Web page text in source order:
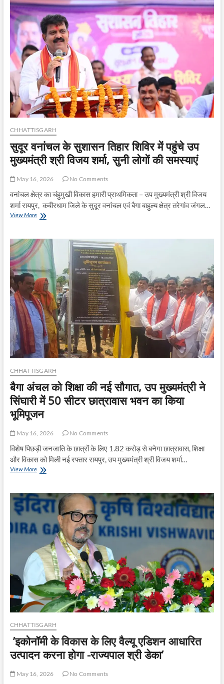
की
बहार
और
आधुनिक
तकनीक
से
सजी
शासकीय
उद्यान
रोपणी
पेण्ड्री
CHHATTISGARH
सुदूर वनांचल के सुशासन तिहार शिविर में पहुंचे उप
मुख्यमंत्री श्री विजय शर्मा, सुनी लोगों की समस्याएं
May 16, 2026 No Comments
वनांचल क्षेत्र का चंहुमुखी विकास हमारी प्राथमिकता – उप मुख्यमंत्री श्री विजय
शर्मा रायपुर, कबीरधाम जिले के सुदूर वनांचल एवं बैगा बाहुल्य क्षेत्र तरेगांव जंगल…
View Moreसुदूर
सुशासन
तिहार
में
पहुंचे
उप
मुख्यमंत्री
श्री
विजय
शर्मा,
सुनी
लोगों
की
समस्याएं
CHHATTISGARH
बैगा अंचल को शिक्षा की नई सौगात, उप मुख्यमंत्री ने
सिंघारी में 50 सीटर छात्रावास भवन का किया
भूमिपूजन
May 16, 2026 No Comments
विशेष पिछड़ी जनजाति के छात्रों के लिए 1.82 करोड़ से बनेगा छात्रावास, शिक्षा
और विकास को मिली नई रफ्तार रायपुर, उप मुख्यमंत्री श्री विजय शर्मा…
View Moreबैगा
शिक्षा
की
नई
सौगात,
उप
मुख्यमंत्री
ने
सिंघारी
50
सीटर
छात्रावास
भवन
का
किया
भूमिपूजन
CHHATTISGARH
’इकोनॉमी के विकास के लिए वैल्यू एडिशन आधारित
उत्पादन करना होगा -राज्यपाल श्री डेका’
May 16, 2026 No Comments